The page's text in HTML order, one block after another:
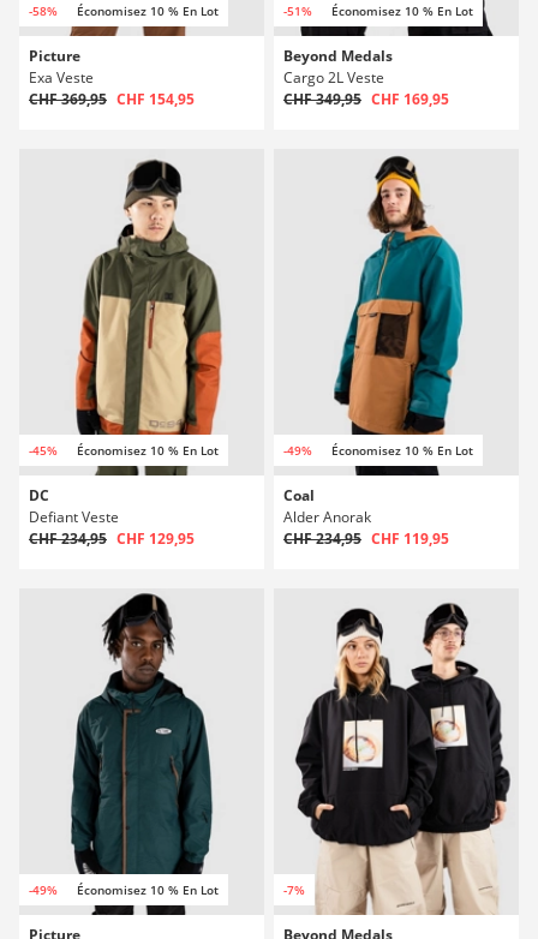
-58% Économisez 10 % En Lot
Picture
Exa Veste
CHF 369,95 CHF 154,95
-51% Économisez 10 % En Lot
Beyond Medals
Cargo 2L Veste
CHF 349,95 CHF 169,95
-45% Économisez 10 % En Lot
DC
Defiant Veste
CHF 234,95 CHF 129,95
-49% Économisez 10 % En Lot
Coal
Alder Anorak
CHF 234,95 CHF 119,95
-49% Économisez 10 % En Lot
Picture
-7%
Beyond Medals